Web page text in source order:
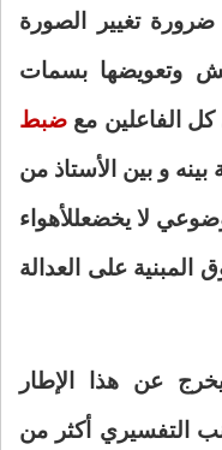
ضرورة تغيير الصورة
وتعويضها بسمات
الفاعلين مع ضبط
بينه و بين الأستاذ من
لا يخضعللأهواء
المبنية على العدالة
عن هذا الإطار
التفسيري أكثر من